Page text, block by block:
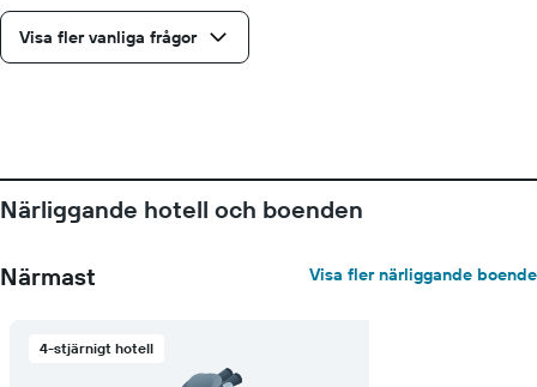
Visa fler vanliga frågor
Närliggande hotell och boenden
Närmast Visa fler närliggande boende
4-stjärnigt hotell